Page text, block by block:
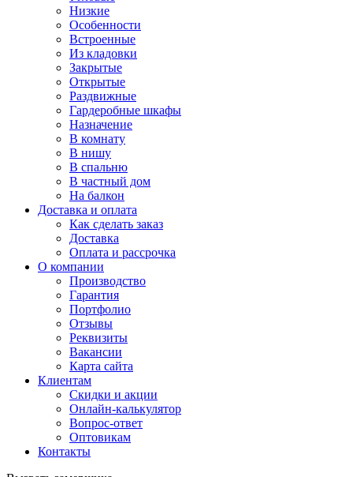
Низкие
Особенности
Встроенные
Из кладовки
Закрытые
Открытые
Раздвижные
Гардеробные шкафы
Назначение
В комнату
В нишу
В спальню
В частный дом
На балкон
Доставка и оплата
Как сделать заказ
Доставка
Оплата и рассрочка
О компании
Производство
Гарантия
Портфолио
Отзывы
Реквизиты
Вакансии
Карта сайта
Клиентам
Скидки и акции
Онлайн-калькулятор
Вопрос-ответ
Оптовикам
Контакты